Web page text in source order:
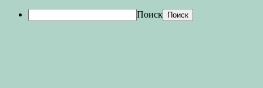
Поиск